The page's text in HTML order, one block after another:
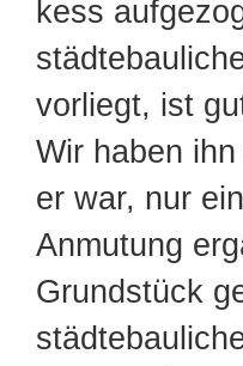
kess
vorliegt, ist
Wir haben
er war, nur
Anmutung
Grundstück